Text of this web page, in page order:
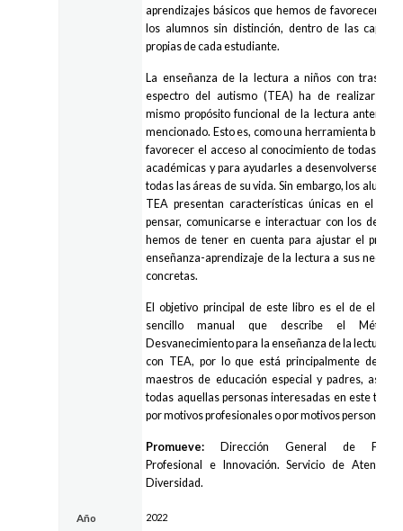
aprendizajes básicos que hemos de favorecer en
los alumnos sin distinción, dentro de las
propias de cada estudiante.
La enseñanza de la lectura a niños con
espectro del autismo (TEA) ha de realizarse
mismo propósito funcional de la lectura
mencionado. Esto es, como una herramienta
favorecer el acceso al conocimiento de todas las
académicas y para ayudarles a desenvolverse
todas las áreas de su vida. Sin embargo, los
TEA presentan características únicas en el
pensar, comunicarse e interactuar con los
hemos de tener en cuenta para ajustar el
enseñanza-aprendizaje de la lectura a sus
concretas.
El objetivo principal de este libro es el de
sencillo manual que describe el
Desvanecimiento para la enseñanza de la lectura a
con TEA, por lo que está principalmente
maestros de educación especial y padres, así
todas aquellas personas interesadas en este
por motivos profesionales o por motivos personales.
Promueve: Dirección General de
Profesional e Innovación. Servicio de
Diversidad.
Año 2022